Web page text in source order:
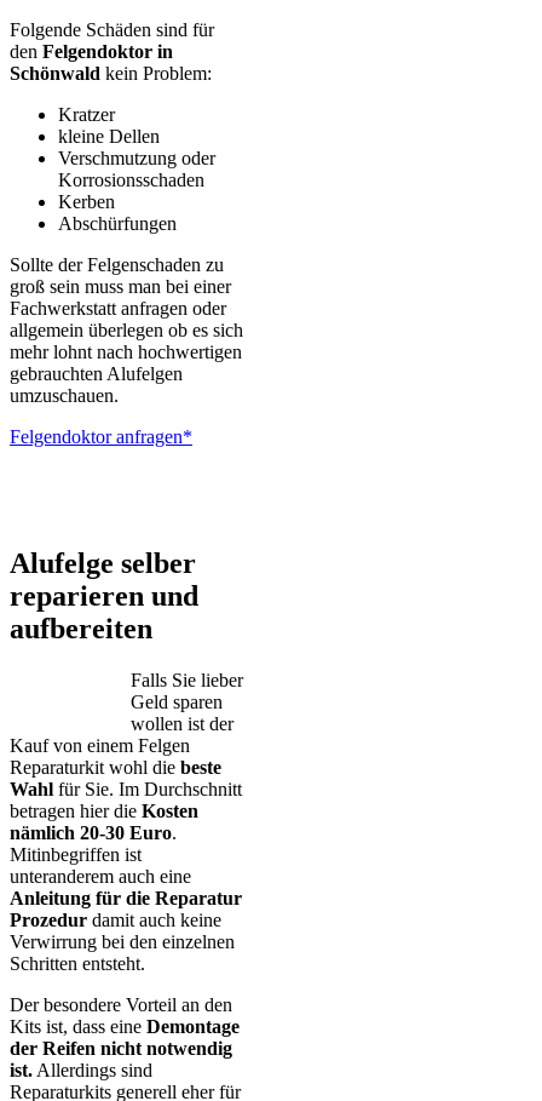
Folgende Schäden sind für
den Felgendoktor in
Schönwald kein Problem:
Kratzer
kleine Dellen
Verschmutzung oder
Korrosionsschaden
Kerben
Abschürfungen
Sollte der Felgenschaden zu
groß sein muss man bei einer
Fachwerkstatt anfragen oder
allgemein überlegen ob es sich
mehr lohnt nach hochwertigen
gebrauchten Alufelgen
umzuschauen.
Felgendoktor anfragen*
Alufelge selber
reparieren und
aufbereiten
Falls Sie lieber
Geld sparen
wollen ist der
Kauf von einem Felgen
Reparaturkit wohl die beste
Wahl für Sie. Im Durchschnitt
betragen hier die Kosten
nämlich 20-30 Euro.
Mitinbegriffen ist
unteranderem auch eine
Anleitung für die Reparatur
Prozedur damit auch keine
Verwirrung bei den einzelnen
Schritten entsteht.
Der besondere Vorteil an den
Kits ist, dass eine Demontage
der Reifen nicht notwendig
ist. Allerdings sind
Reparaturkits generell eher für